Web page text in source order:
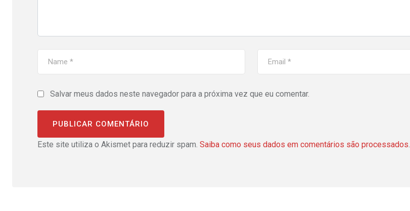
Salvar meus dados neste navegador para a próxima vez que eu comentar.
Este site utiliza o Akismet para reduzir spam. Saiba como seus dados em comentários são processados.